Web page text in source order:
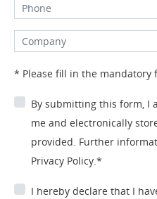
* Please fill in the mandatory
By submitting this form, I
me and electronically
provided. Further
Privacy Policy.*
I hereby declare that I